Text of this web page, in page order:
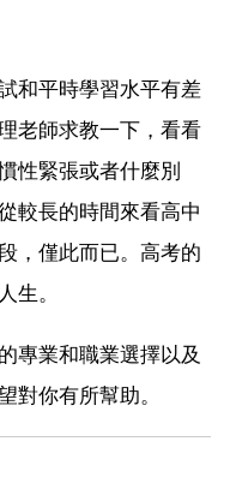
和平時學習水平有差
老師求教一下，看看
性緊張或者什麼別
較長的時間來看高中
，僅此而已。高考的
生。
專業和職業選擇以及
對你有所幫助。